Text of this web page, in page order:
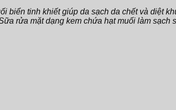
biển tinh khiết giúp da sạch da chết và diệt
rửa mặt dạng kem chứa hạt muối làm sạch